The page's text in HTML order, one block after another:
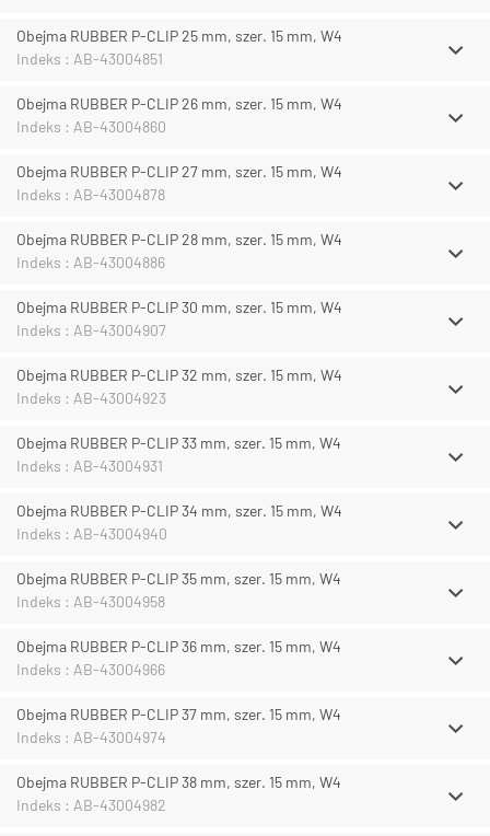
Obejma RUBBER P-CLIP 25 mm, szer. 15 mm, W4
Indeks : AB-43004851
Obejma RUBBER P-CLIP 26 mm, szer. 15 mm, W4
Indeks : AB-43004860
Obejma RUBBER P-CLIP 27 mm, szer. 15 mm, W4
Indeks : AB-43004878
Obejma RUBBER P-CLIP 28 mm, szer. 15 mm, W4
Indeks : AB-43004886
Obejma RUBBER P-CLIP 30 mm, szer. 15 mm, W4
Indeks : AB-43004907
Obejma RUBBER P-CLIP 32 mm, szer. 15 mm, W4
Indeks : AB-43004923
Obejma RUBBER P-CLIP 33 mm, szer. 15 mm, W4
Indeks : AB-43004931
Obejma RUBBER P-CLIP 34 mm, szer. 15 mm, W4
Indeks : AB-43004940
Obejma RUBBER P-CLIP 35 mm, szer. 15 mm, W4
Indeks : AB-43004958
Obejma RUBBER P-CLIP 36 mm, szer. 15 mm, W4
Indeks : AB-43004966
Obejma RUBBER P-CLIP 37 mm, szer. 15 mm, W4
Indeks : AB-43004974
Obejma RUBBER P-CLIP 38 mm, szer. 15 mm, W4
Indeks : AB-43004982